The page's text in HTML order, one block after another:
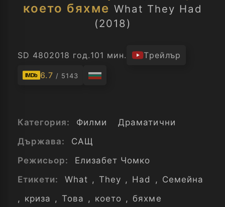
което бяхме What They Had
(2018)
SD 4802018 год.101 мин. Трейлър
IMDb 6.7 / 5143
Категория: Филми
Драматични
Държава:
САЩ
Режисьор:
Елизабет Чомко
Етикети:
What , They , Had , Семейна
, криза , Това , което , бяхме